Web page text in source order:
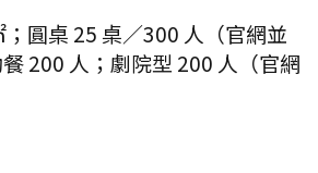
；圓桌 25 桌／300 人（官網並
200 人；劇院型 200 人（官網